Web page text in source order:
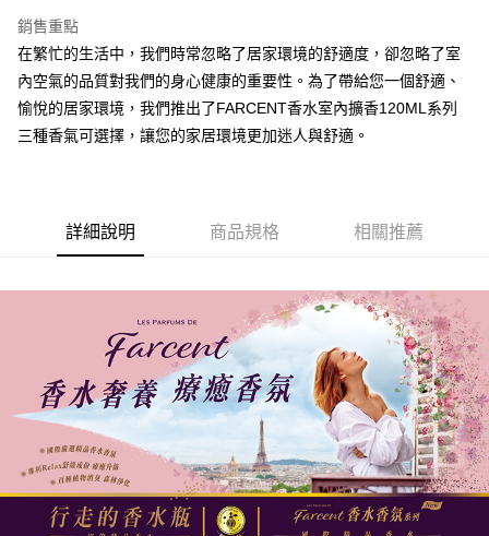
AFTEE先享後付是「在收到商品之後才付款」的支付方式。 讓您購物簡單
便利好安心！
１．簡單：不需註冊會員、不需綁卡、不需儲值。
２．便利：只要手機號碼，簡訊認證，即可結帳。
３．安心：先確認商品／服務後，再付款。
３．收到繳費通知簡訊後14天內，點擊此簡訊中的連結，可透過四大超商／
購買商品的店家。未經商家同意取消之訂單仍視為有效，需透過AFTEE先享
※ 交易是否成功請以「AFTEE先享後付 」之結帳頁面顯示為準，若有關於
是否繳費成功／繳費後需取消欲退款等相關疑問，請聯繫「AFTEE先享後付
客戶支援中心」
https://netprotections.freshdesk.com/support/home
【注意事項】
１．透過由恩沛科技股份有限公司提供之「AFTEE先享後付」服務完成之交
易，需依本服務之必要範圍內提供個人資料，並將交易相關給付款項請求債
權轉讓予恩沛科技股份有限公司。
２．關於個人資料處理事宜，請瀏覽以下網址：
https://aftee.tw/terms/#terms3
３．未成年的使用者請事先徵得法定代理人或監護人之同意方可使用
ATM付款
運送方式
全家取貨付款
每筆NT$60，滿NT$599(含以上)免運費
7-11取貨付款
每筆NT$60，滿NT$599(含以上)免運費
付款後7-11取貨
每筆NT$60，滿NT$599(含以上)免運費
宅配
每筆NT$120，滿NT$899(含以上)免運費
銷售重點
在繁忙的生活中，我們時常忽略了居家環境的舒適度，卻忽略了室
內空氣的品質對我們的身心健康的重要性。為了帶給您一個舒適、
愉悅的居家環境，我們推出了FARCENT香水室內擴香120ML系列
三種香氣可選擇，讓您的家居環境更加迷人與舒適。
詳細說明 商品規格 相關推薦